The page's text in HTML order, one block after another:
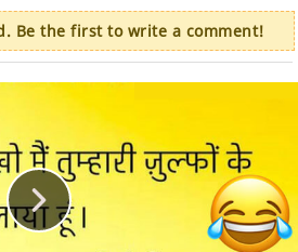
Be the first to write a comment!